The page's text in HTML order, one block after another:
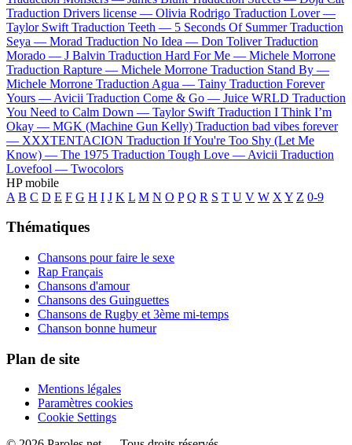
Traduction Drivers license — Olivia Rodrigo Traduction Lover —
Taylor Swift Traduction Teeth — 5 Seconds Of Summer Traduction
Seya — Morad Traduction No Idea — Don Toliver Traduction
Morado — J Balvin Traduction Hard For Me — Michele Morrone
Traduction Rapture — Michele Morrone Traduction Stand By —
Michele Morrone Traduction Agua — Tainy Traduction Forever
Yours — Avicii Traduction Come & Go — Juice WRLD Traduction
You Need to Calm Down — Taylor Swift Traduction I Think I’m
Okay — MGK (Machine Gun Kelly) Traduction bad vibes forever
— XXXTENTACION Traduction If You're Too Shy (Let Me
Know) — The 1975 Traduction Tough Love — Avicii Traduction
Lovefool — Twocolors
HP mobile
A B C D E F G H I J K L M N O P Q R S T U V W X Y Z 0-9
Thématiques
Chansons pour faire le sexe
Rap Français
Chansons d'amour
Chansons des Guinguettes
Chansons de Rugby et 3ème mi-temps
Chanson bonne humeur
Plan de site
Mentions légales
Paramètres cookies
Cookie Settings